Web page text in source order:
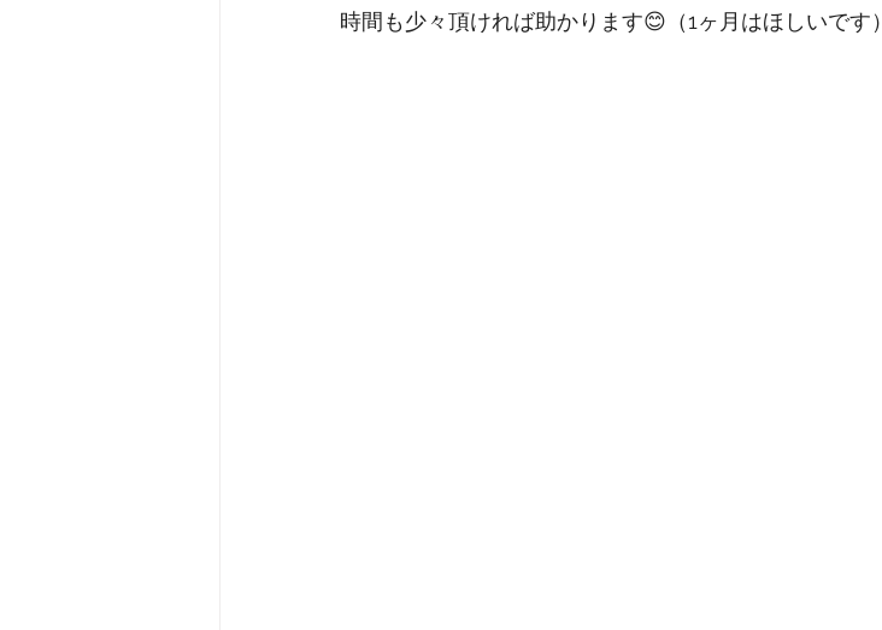
時間も少々頂ければ助かります😊（1ヶ月はほしいです）